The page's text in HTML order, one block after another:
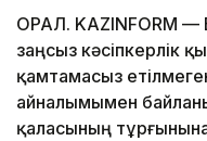
ОРАЛ. KAZINFORM —
заңсыз кәсіпкерлік
қамтамасыз
айналымымен
қаласының